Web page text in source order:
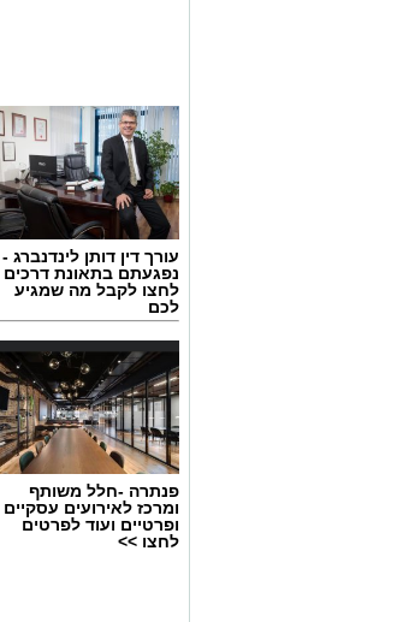
עורך דין דותן לינדנברג -
נפגעתם בתאונת דרכים
לחצו לקבל מה שמגיע
לכם
פנתרה -חלל משותף
ומרכז לאירועים עסקיים
ופרטיים ועוד לפרטים
לחצו >>